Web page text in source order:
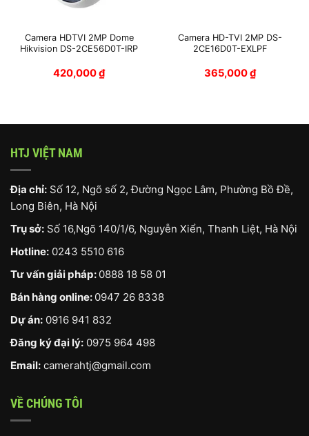
Camera HDTVI 2MP Dome
Hikvision DS-2CE56D0T-IRP
420,000₫
Camera HD-TVI 2MP DS-
2CE16D0T-EXLPF
365,000₫
HTJ VIỆT NAM
Địa chỉ: Số 12, Ngõ số 2, Đường Ngọc Lâm, Phường Bồ Đề,
Long Biên, Hà Nội
Trụ sở: Số 16,Ngõ 140/1/6, Nguyễn Xiển, Thanh Liệt, Hà Nội
Hotline: 0243 5510 616
Tư vấn giải pháp: 0888 18 58 01
Bán hàng online: 0947 26 8338
Dự án: 0916 941 832
Đăng ký đại lý: 0975 964 498
Email: camerahtj@gmail.com
VỀ CHÚNG TÔI